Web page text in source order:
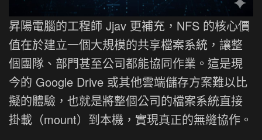
昇陽電腦的工程師 Jjav 更補充，NFS 的核心價
值在於建立一個大規模的共享檔案系統，讓整
個團隊、部門甚至公司都能協同作業。這是現
今的 Google Drive 或其他雲端儲存方案難以比
擬的體驗，也就是將整個公司的檔案系統直接
掛載（mount）到本機，實現真正的無縫協作。